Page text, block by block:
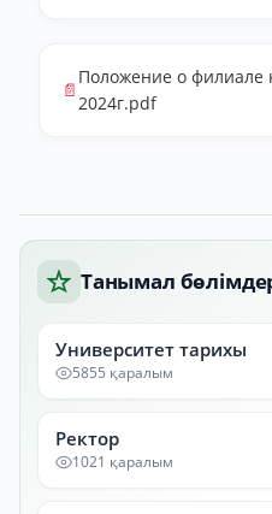
📄
Положение о
2024г.pdf
Танымал
Университет тарихы
5855 қаралым
Ректор
1021 қаралым